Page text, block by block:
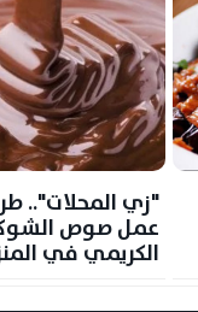
"زي المحلات"..
عمل صوص
الكريمي في